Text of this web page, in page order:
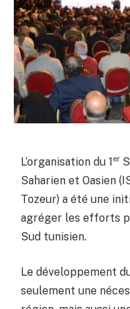
L’organisation du 1er
Saharien et Oasien
Tozeur) a été une
agréger les efforts
Sud tunisien.
Le développement
seulement une